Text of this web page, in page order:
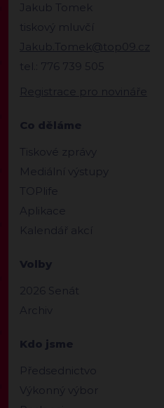
Jakub Tomek
tiskový mluvčí
Jakub.Tomek@top09.cz
tel.: 776 739 505
Registrace pro novináře
Co děláme
Tiskové zprávy
Mediální výstupy
TOPlife
Aplikace
Kalendář akcí
Volby
2026 Senát
Archiv
Kdo jsme
Předsednictvo
Výkonný výbor